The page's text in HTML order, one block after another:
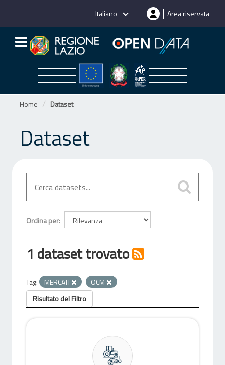
Italiano Area riservata
Home Dataset
Dataset
Ordina per
1 dataset trovato
Tag: MERCATI
OCM
Risultato del Filtro